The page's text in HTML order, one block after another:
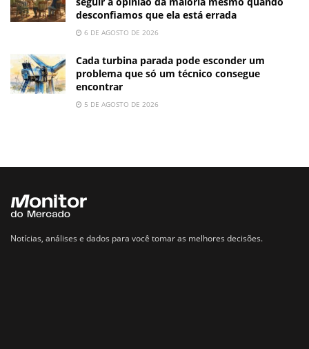
desconfiamos que ela está errada
6 DE AGOSTO DE 2026
Cada turbina parada pode esconder um
problema que só um técnico consegue
encontrar
5 DE AGOSTO DE 2026
Notícias, análises e dados para você tomar as melhores decisões.